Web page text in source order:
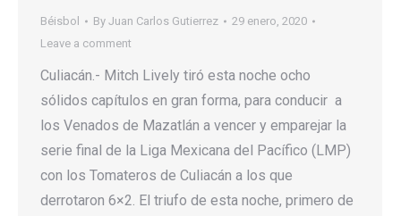
Béisbol By Juan Carlos Gutierrez
29 enero, 2020
Leave a comment
Culiacán.- Mitch Lively tiró esta noche ocho
sólidos capítulos en gran forma, para conducir a
los Venados de Mazatlán a vencer y emparejar la
serie final de la Liga Mexicana del Pacífico (LMP)
con los Tomateros de Culiacán a los que
derrotaron 6×2. El triufo de esta noche, primero de